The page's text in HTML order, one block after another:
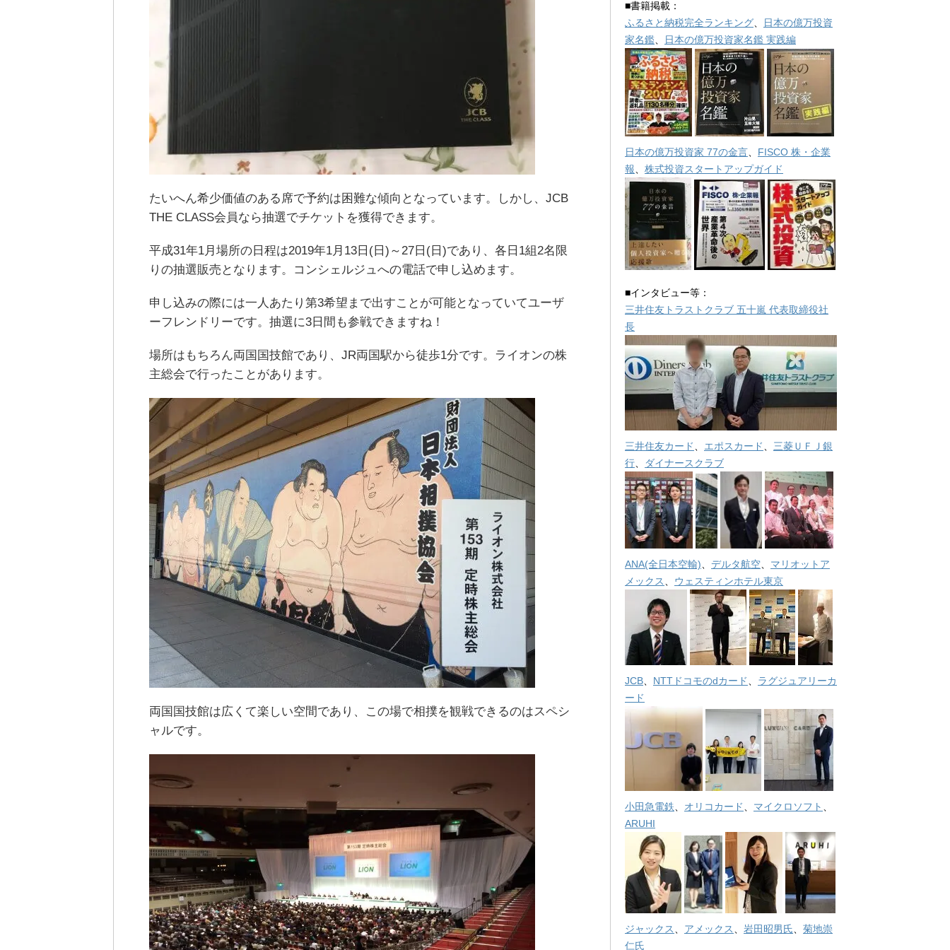
たいへん希少価値のある席で予約は困難な傾向となっています。しかし、JCB
THE CLASS会員なら抽選でチケットを獲得できます。
平成31年1月場所の日程は2019年1月13日(日)～27日(日)であり、各日1組2名限
りの抽選販売となります。コンシェルジュへの電話で申し込めます。
申し込みの際には一人あたり第3希望まで出すことが可能となっていてユーザ
ーフレンドリーです。抽選に3日間も参戦できますね！
場所はもちろん両国国技館であり、JR両国駅から徒歩1分です。ライオンの株
主総会で行ったことがあります。
両国国技館は広くて楽しい空間であり、この場で相撲を観戦できるのはスペシ
ャルです。
■書籍掲載：
ふるさと納税完全ランキング、
日本の億万投資
家名鑑、 日本の億万投資家名鑑 実践編
日本の億万投資家 77の金言、 FISCO 株・企業
報、 株式投資スタートアップガイド
■インタビュー等：
三井住友トラストクラブ 五十嵐 代表取締役社
長
三井住友カード エポスカード
三菱ＵＦＪ銀
行
ダイナースクラブ
ANA(全日本空輸) デルタ航空
マリオットア
メックス
ウェスティンホテル東京
JCB NTTドコモのdカード
ラグジュアリーカ
ード
小田急電鉄 オリコカード マイクロソフト
ARUHI
ジャックス アメックス 岩田昭男氏
菊地崇
仁氏